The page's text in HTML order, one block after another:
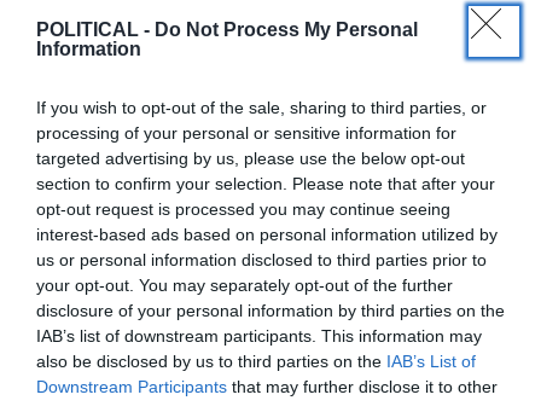
POLITICAL - Do Not Process My Personal
Information
If you wish to opt-out of the sale, sharing to third parties, or
processing of your personal or sensitive information for
targeted advertising by us, please use the below opt-out
section to confirm your selection. Please note that after your
opt-out request is processed you may continue seeing
interest-based ads based on personal information utilized by
us or personal information disclosed to third parties prior to
your opt-out. You may separately opt-out of the further
disclosure of your personal information by third parties on the
IAB’s list of downstream participants. This information may
also be disclosed by us to third parties on the IAB’s List of
Downstream Participants that may further disclose it to other
Political 22.12.21
Πατήστε το εικονίδιο και διαβάστε την εφημερίδα σε
μορφή PDF
ΔΕΊΤΕ ΠΕΡΙΣΣΌΤΕΡΑ